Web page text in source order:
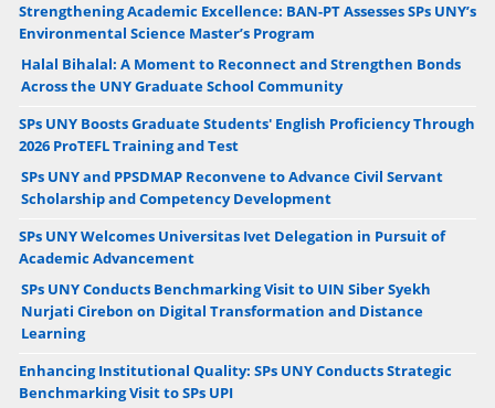
Strengthening Academic Excellence: BAN-PT Assesses SPs UNY’s
Environmental Science Master’s Program
Halal Bihalal: A Moment to Reconnect and Strengthen Bonds
Across the UNY Graduate School Community
SPs UNY Boosts Graduate Students' English Proficiency Through
2026 ProTEFL Training and Test
SPs UNY and PPSDMAP Reconvene to Advance Civil Servant
Scholarship and Competency Development
SPs UNY Welcomes Universitas Ivet Delegation in Pursuit of
Academic Advancement
SPs UNY Conducts Benchmarking Visit to UIN Siber Syekh
Nurjati Cirebon on Digital Transformation and Distance
Learning
Enhancing Institutional Quality: SPs UNY Conducts Strategic
Benchmarking Visit to SPs UPI